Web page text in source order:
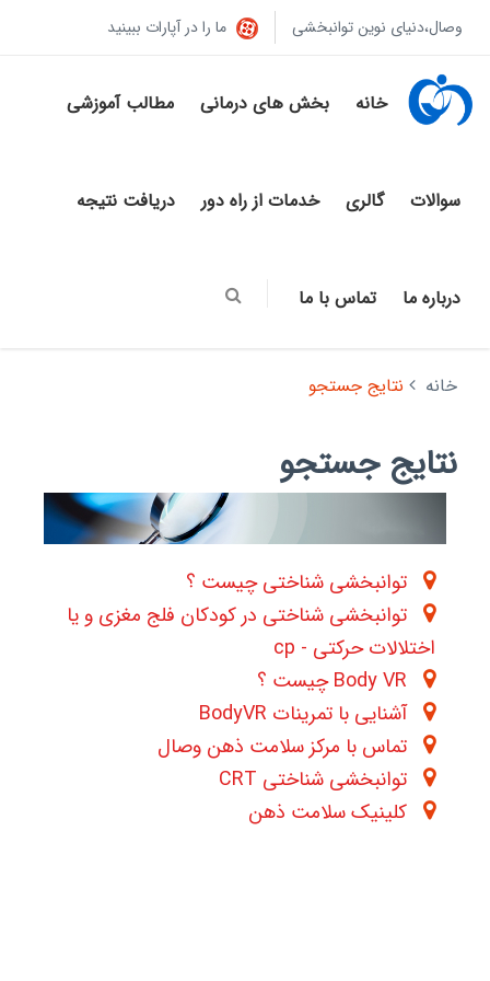
وصال،دنیای نوین توانبخشی ما را در آپارات ببینید
خانه بخش های درمانی مطالب آموزشی
سوالات گالری خدمات از راه دور دریافت نتیجه
درباره ما تماس با ما
خانه نتایج جستجو
نتایج جستجو
توانبخشی شناختی چیست ؟
توانبخشی شناختی در کودکان فلج مغزی و یا
اختلالات حرکتی - cp
Body VR چیست ؟
آشنایی با تمرینات BodyVR
تماس با مرکز سلامت ذهن وصال
توانبخشی شناختی CRT
کلینیک سلامت ذهن